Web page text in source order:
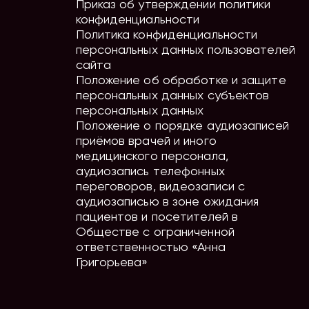
Приказ об утверждении политики
конфиденциальности
Политика конфиденциальности
персональных данных пользователей
сайта
Положение об обработке и защите
персональных данных субъектов
персональных данных
Положение о порядке аудиозаписей
приёмов врачей и иного
медицинского персонала,
аудиозапись телефонных
переговоров, видеозаписи с
аудиозаписью в зоне ожидания
пациентов и посетителей в
Обществе с ограниченной
ответственностью «Анна
Григорьева»